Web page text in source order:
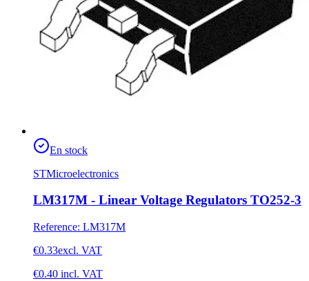
En stock
STMicroelectronics
LM317M - Linear Voltage Regulators TO252-3
Reference: LM317M
€0.33excl. VAT
€0.40 incl. VAT